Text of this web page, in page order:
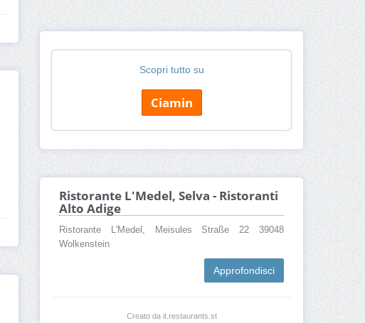
Scopri tutto su
Ciamin
Ristorante L'Medel, Selva - Ristoranti
Alto Adige
Ristorante L'Medel, Meisules Straße 22 39048
Wolkenstein
Approfondisci
Creato da it.restaurants.st